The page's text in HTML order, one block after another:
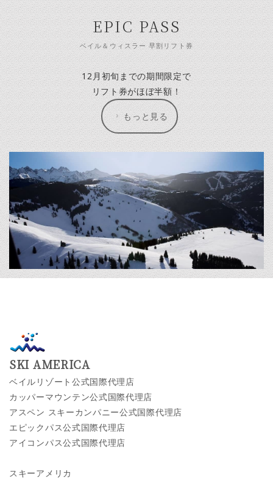
EPIC PASS
ベイル＆ウィスラー 早割リフト券
12月初旬までの期間限定で
リフト券がほぼ半額！
もっと見る
SKI AMERICA
ベイルリゾート公式国際代理店
カッパーマウンテン公式国際代理店
アスペン スキーカンパニー公式国際代理店
エピックパス公式国際代理店
アイコンパス公式国際代理店
スキーアメリカ